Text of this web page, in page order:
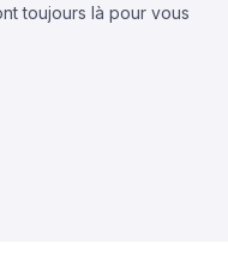
toujours là pour vous